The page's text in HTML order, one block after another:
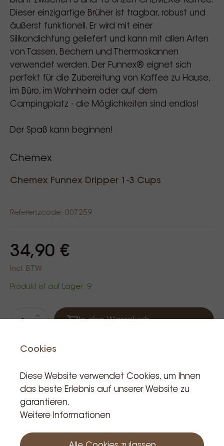
Dieser einzigartige Brüher ist tragbar, robust und
äußerst funktionell. Er wird mit einer
Silikondichtung geliefert und kann mit allen Arten
von Tassen, Bechern und Thermoskannen
verwendet werden. Der Funnex® eignet sich
perfekt für die Zubereitung von Kaffee zu Hause,
im Büro, im Wohnheim oder auf dem
Campingplatz - die Möglichkeiten sind endlos!
Der Spaß kann beginnen!
Chemex
Chemex Funnex Dripper 1-3 Cups
Referenzcode: 007259
34,90 €
Incl. BTW
Produkt ist auf Lager: 9
In den Warenkorb
Verwandte Produkte
Cookies
Diese Website verwendet Cookies, um Ihnen
das beste Erlebnis auf unserer Website zu
garantieren.
Weitere Informationen